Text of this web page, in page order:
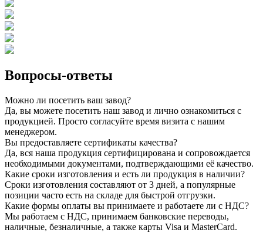
Вопросы-ответы
Можно ли посетить ваш завод?
Да, вы можете посетить наш завод и лично ознакомиться с
продукцией. Просто согласуйте время визита с нашим
менеджером.
Вы предоставляете сертификаты качества?
Да, вся наша продукция сертифицирована и сопровождается
необходимыми документами, подтверждающими её качество.
Какие сроки изготовления и есть ли продукция в наличии?
Сроки изготовления составляют от 3 дней, а популярные
позиции часто есть на складе для быстрой отгрузки.
Какие формы оплаты вы принимаете и работаете ли с НДС?
Мы работаем с НДС, принимаем банковские переводы,
наличные, безналичные, а также карты Visa и MasterCard.